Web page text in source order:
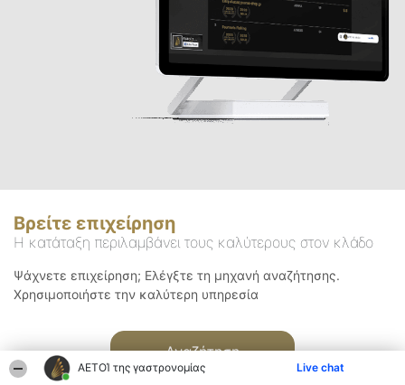
ΑΕΤΟΊ της γαστρονομίας Live chat
Βρείτε επιχείρηση
Η κατάταξη περιλαμβάνει τους καλύτερους στον κλάδο
Ψάχνετε επιχείρηση; Ελέγξτε τη μηχανή αναζήτησης.
Χρησιμοποιήστε την καλύτερη υπηρεσία
Αναζήτηση